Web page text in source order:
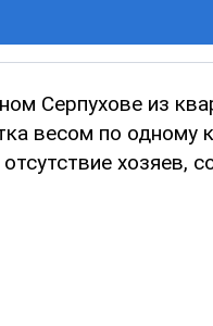
Серпухове из
весом по одному
хозяев,